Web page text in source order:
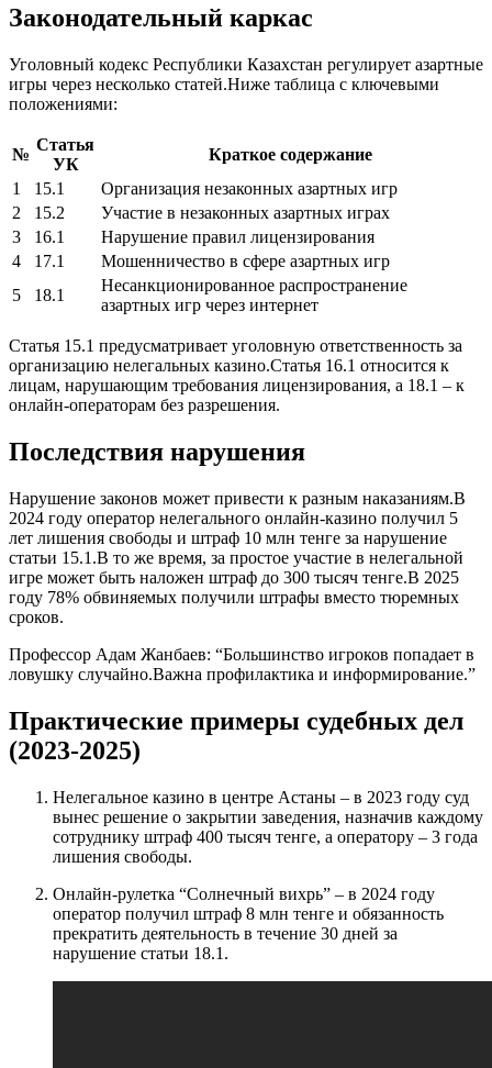
Законодательный каркас
Уголовный кодекс Республики Казахстан регулирует азартные
игры через несколько статей.Ниже таблица с ключевыми
положениями:
№
Статья
УК
Краткое содержание
1
15.1
Организация незаконных азартных игр
2
15.2
Участие в незаконных азартных играх
3
16.1
Нарушение правил лицензирования
4
17.1
Мошенничество в сфере азартных игр
5
18.1
Несанкционированное распространение
азартных игр через интернет
Статья 15.1 предусматривает уголовную ответственность за
организацию нелегальных казино.Статья 16.1 относится к
лицам, нарушающим требования лицензирования, а 18.1 – к
онлайн‑операторам без разрешения.
Последствия нарушения
Нарушение законов может привести к разным наказаниям.В
2024 году оператор нелегального онлайн‑казино получил 5
лет лишения свободы и штраф 10 млн тенге за нарушение
статьи 15.1.В то же время, за простое участие в нелегальной
игре может быть наложен штраф до 300 тысяч тенге.В 2025
году 78% обвиняемых получили штрафы вместо тюремных
сроков.
Профессор Адам Жанбаев: “Большинство игроков попадает в
ловушку случайно.Важна профилактика и информирование.”
Практические примеры судебных дел
(2023‑2025)
Нелегальное казино в центре Астаны – в 2023 году суд
вынес решение о закрытии заведения, назначив каждому
сотруднику штраф 400 тысяч тенге, а оператору – 3 года
лишения свободы.
Онлайн‑рулетка “Солнечный вихрь” – в 2024 году
оператор получил штраф 8 млн тенге и обязанность
прекратить деятельность в течение 30 дней за
нарушение статьи 18.1.